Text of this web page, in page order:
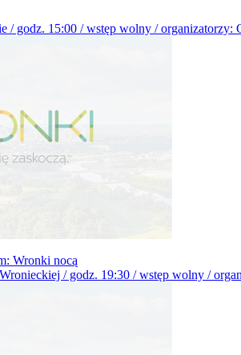
/ godz. 15:00 / wstęp wolny / organizatorzy:
Wronki nocą
/ godz. 19:30 / wstęp wolny /